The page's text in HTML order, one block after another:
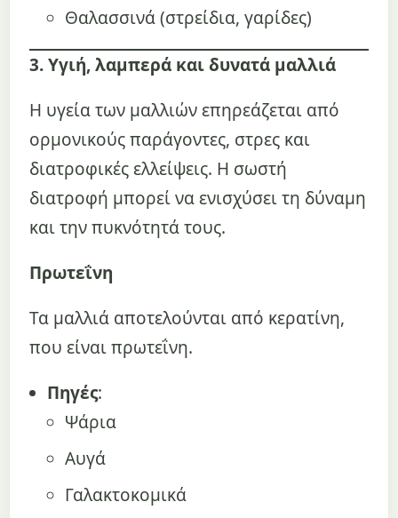
Θαλασσινά (στρείδια, γαρίδες)
3. Υγιή, λαμπερά και δυνατά μαλλιά
Η υγεία των μαλλιών επηρεάζεται από
ορμονικούς παράγοντες, στρες και
διατροφικές ελλείψεις. Η σωστή
διατροφή μπορεί να ενισχύσει τη δύναμη
και την πυκνότητά τους.
Πρωτεΐνη
Τα μαλλιά αποτελούνται από κερατίνη,
που είναι πρωτεΐνη.
Πηγές:
Ψάρια
Αυγά
Γαλακτοκομικά